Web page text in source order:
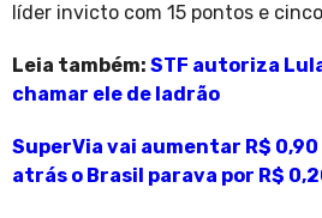
líder invicto com 15 pontos e
Leia também: STF autoriza
chamar ele de ladrão
SuperVia vai aumentar R$
atrás o Brasil parava por R$